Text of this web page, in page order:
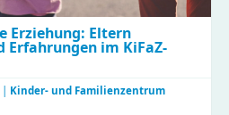
Erziehung: Eltern
Erfahrungen im KiFaZ-
| Kinder- und Familienzentrum